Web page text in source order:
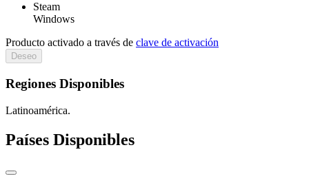
Steam
Windows
Producto activado a través de clave de activación
Deseo
Regiones Disponibles
Latinoamérica.
Países Disponibles